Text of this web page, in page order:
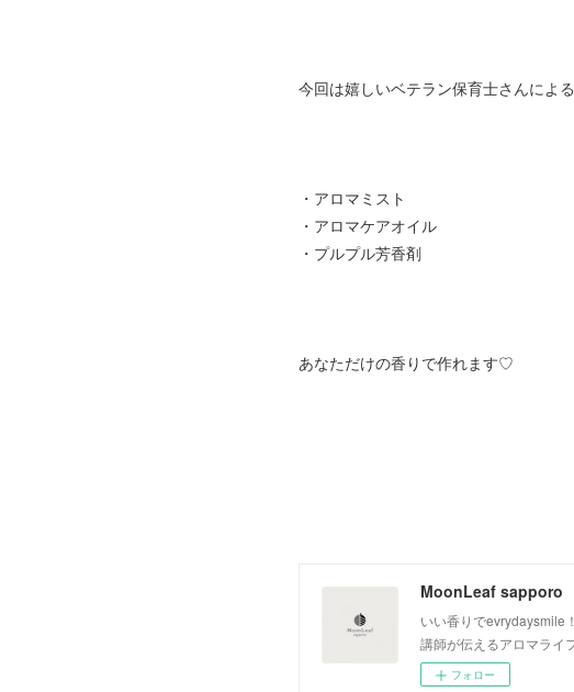
今回は嬉しいベテラン保育士さんによ
・アロマミスト
・アロマケアオイル
・プルプル芳香剤
あなただけの香りで作れます♡
いい香りでevrydaysmile
講師が伝えるアロマライ
フォロー